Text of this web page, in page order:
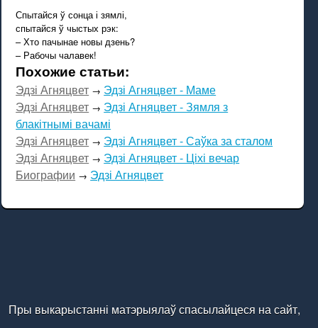
Спытайся ў сонца і зямлі,
спытайся ў чыстых рэк:
– Хто пачынае новы дзень?
– Рабочы чалавек!
Похожие статьи:
Эдзі Агняцвет → Эдзі Агняцвет - Маме
Эдзі Агняцвет → Эдзі Агняцвет - Зямля з
блакітнымі вачамі
Эдзі Агняцвет → Эдзі Агняцвет - Саўка за сталом
Эдзі Агняцвет → Эдзі Агняцвет - Ціхі вечар
Биографии → Эдзі Агняцвет
Пры выкарыстанні матэрыялаў спасылайцеся на сайт,